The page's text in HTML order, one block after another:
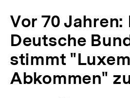
Deutsche
Bundestag
stimmt
"Luxemburger
Abkommen"
Hintergrund
Vor 70 Jahren:
Deutsche
stimmt
Abkommen"